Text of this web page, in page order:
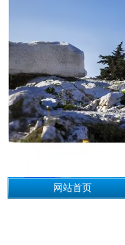
网站首页